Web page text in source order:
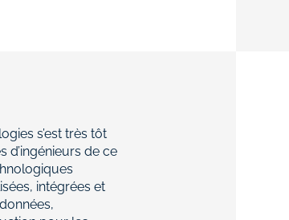
s’est très tôt
d’ingénieurs de ce
intégrées et